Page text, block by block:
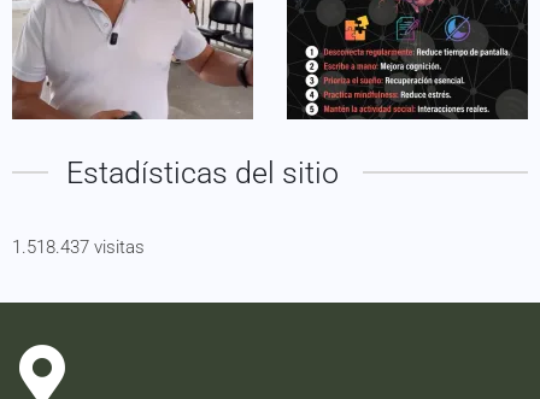
Estadísticas del sitio
1.518.437 visitas